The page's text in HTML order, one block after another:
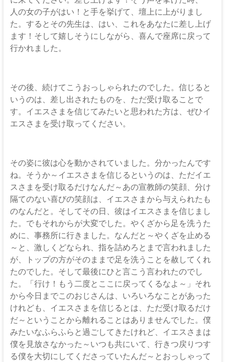
人の女の子がはい！と手を挙げて、壇上に上がりまし
た。するとその先生は、はい、これをあなたに差し上げ
ます！そして嬉しそうにしながら、喜んで座席に戻って
行かれました。
その後、続けてこうおっしゃられたのでした。信じると
いうのは、差し出されたものを、ただ受け取ることで
す。イエスさまを信じてみたいと思われた方は、ぜひイ
エスさまを受け取ってください。
その姿に彼は心を動かされていました。分かったんです
ね。そうか～イエスさまを信じるというのは、ただイエ
スさまを受け取るだけなんだ～あの宣教師の笑顔、分け
隔てのない喜びの笑顔は、イエスさまから与えられたも
のなんだと。そしてその日、彼はイエスさまを信じまし
た。でもそれからが大変でした。やくざから足を洗うた
めに、事務所に行きました。なんだと～やくざを止める
～と、激しくどなられ、指を詰めろとまで言われました
が、トップの方がそのままで足を洗うことを赦してくれ
たのでした。そして最後にひと言こう言われたのでし
た。「行け！もう二度とここに戻ってくるなよ～」それ
から今日までこのおじさんは、いろいろなことがあった
けれども、イエスさまを信じるとは、ただ受け取るだけ
だ～ということから離れることはありませんでした。僕
みたいなふらふらと過ごしてきたけれど、イエスさまは
僕を見放さなかった～いつも共にいて、行きつ戻りつす
る僕を大切にしてくださっていたんだ～とおっしゃって